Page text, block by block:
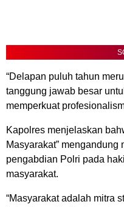
“Delapan puluh tahun
tanggung jawab besar
memperkuat
Kapolres menjelaskan
Masyarakat”
pengabdian Polri pada
masyarakat.
“Masyarakat adalah mitra